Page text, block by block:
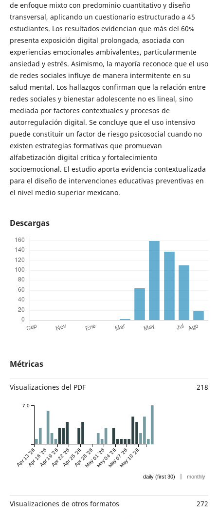
de enfoque mixto con predominio cuantitativo y diseño
transversal, aplicando un cuestionario estructurado a 45
estudiantes. Los resultados evidencian que más del 60%
presenta exposición digital prolongada, asociada con
experiencias emocionales ambivalentes, particularmente
ansiedad y estrés. Asimismo, la mayoría reconoce que el uso
de redes sociales influye de manera intermitente en su
salud mental. Los hallazgos confirman que la relación entre
redes sociales y bienestar adolescente no es lineal, sino
mediada por factores contextuales y procesos de
autorregulación digital. Se concluye que el uso intensivo
puede constituir un factor de riesgo psicosocial cuando no
existen estrategias formativas que promuevan
alfabetización digital crítica y fortalecimiento
socioemocional. El estudio aporta evidencia contextualizada
para el diseño de intervenciones educativas preventivas en
el nivel medio superior mexicano.
Descargas
Métricas
Visualizaciones del PDF 218
Apr 13 '26Apr 16 '26Apr 19 '26Apr 22 '26Apr 25 '26Apr 28 '26May 01 '26May 04 '26May 07 '26May 10 '26
7.0
daily (first 30) | monthly
Visualizaciones de otros formatos 272